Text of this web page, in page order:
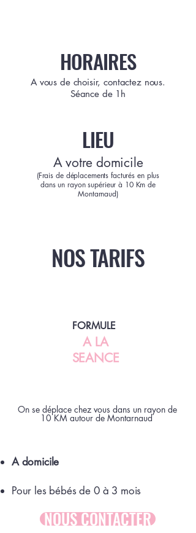
HORAIRES
A vous de choisir, contactez nous.
Séance de 1h
LIEU
A votre domicile
(Frais de déplacements facturés en plus
dans un rayon supérieur à 10 Km de
Montarnaud)
NOS TARIFS
On se déplace chez vous dans un rayon de
10 KM autour de Montarnaud
NOUS CONTACTER
A domicile
Pour les bébés de 0 à 3 mois
FORMULE
A LA
SEANCE